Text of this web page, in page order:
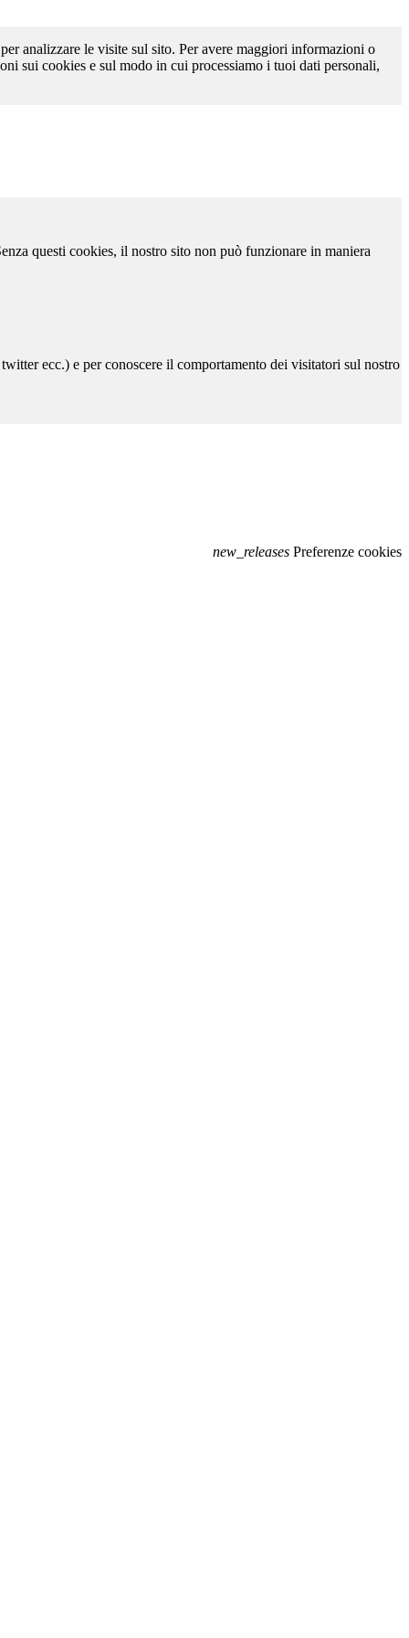
analizzare le visite sul sito. Per avere maggiori informazioni o
sui cookies e sul modo in cui processiamo i tuoi dati personali,
questi cookies, il nostro sito non può funzionare in maniera
ecc.) e per conoscere il comportamento dei visitatori sul nostro
new_releases Preferenze cookies